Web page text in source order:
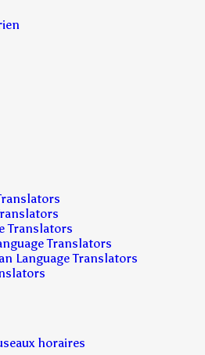
Translators
Translators
Language Translators
horaires